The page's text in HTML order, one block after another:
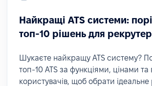
Найкращі ATS системи:
топ-10 рішень для
Шукаєте найкращу ATS систему?
топ-10 ATS за функціями, цінами та
користувачів, щоб обрати